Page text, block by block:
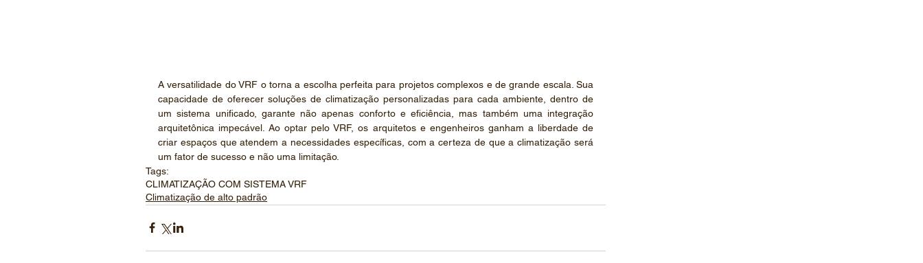
A versatilidade do VRF o torna a escolha perfeita para projetos complexos e de grande escala. Sua
capacidade de oferecer soluções de climatização personalizadas para cada ambiente, dentro de
um sistema unificado, garante não apenas conforto e eficiência, mas também uma integração
arquitetônica impecável. Ao optar pelo VRF, os arquitetos e engenheiros ganham a liberdade de
criar espaços que atendem a necessidades específicas, com a certeza de que a climatização será
um fator de sucesso e não uma limitação.
Tags:
CLIMATIZAÇÃO COM SISTEMA VRF
Climatização de alto padrão